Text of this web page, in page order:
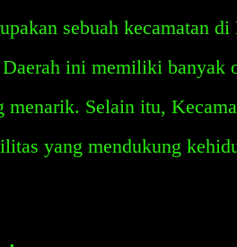
sebuah kecamatan
ini memiliki banyak
menarik. Selain itu,
yang mendukung